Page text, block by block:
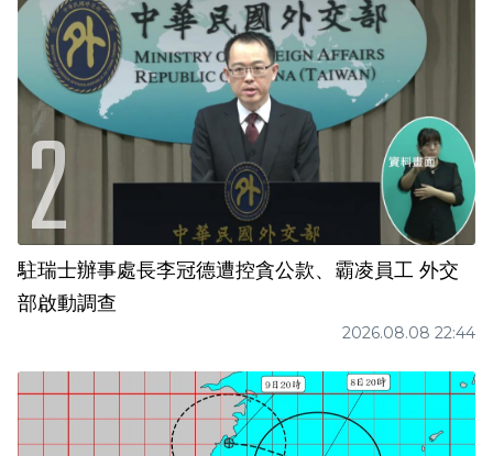
駐瑞士辦事處長李冠德遭控貪公款、霸凌員工 外交
部啟動調查
2026.08.08 22:44